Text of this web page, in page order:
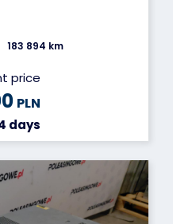
183 894 km
price
PLN
days